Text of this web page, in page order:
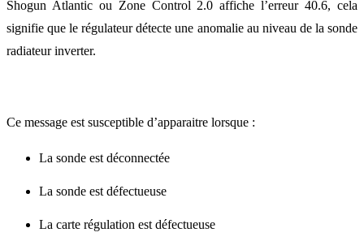
Shogun Atlantic ou Zone Control 2.0 affiche l’erreur 40.6, cela
signifie que le régulateur détecte une anomalie au niveau de la sonde
radiateur inverter.
Ce message est susceptible d’apparaitre lorsque :
La sonde est déconnectée
La sonde est défectueuse
La carte régulation est défectueuse